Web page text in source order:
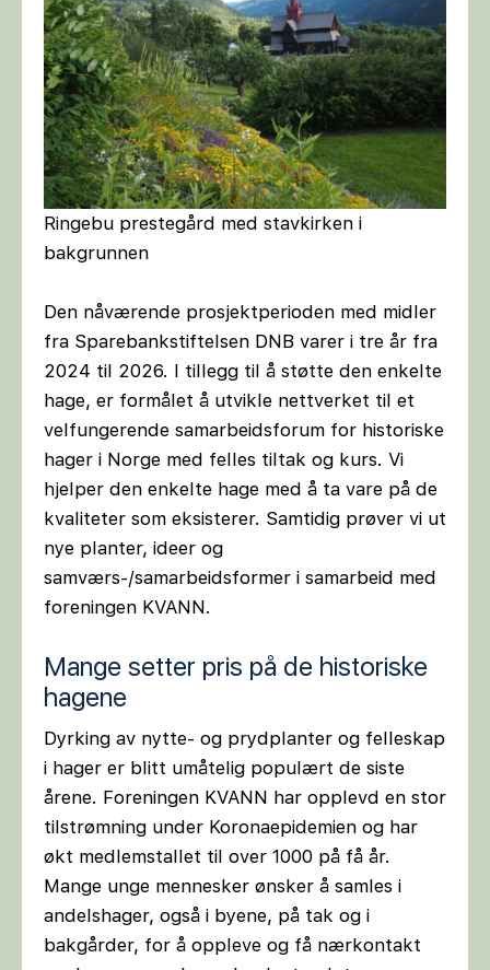
Ringebu prestegård med stavkirken i
bakgrunnen
Den nåværende prosjektperioden med midler
fra Sparebankstiftelsen DNB varer i tre år fra
2024 til 2026. I tillegg til å støtte den enkelte
hage, er formålet å utvikle nettverket til et
velfungerende samarbeidsforum for historiske
hager i Norge med felles tiltak og kurs. Vi
hjelper den enkelte hage med å ta vare på de
kvaliteter som eksisterer. Samtidig prøver vi ut
nye planter, ideer og
samværs-/samarbeidsformer i samarbeid med
foreningen KVANN.
Mange setter pris på de historiske
hagene
Dyrking av nytte- og prydplanter og felleskap
i hager er blitt umåtelig populært de siste
årene. Foreningen KVANN har opplevd en stor
tilstrømning under Koronaepidemien og har
økt medlemstallet til over 1000 på få år.
Mange unge mennesker ønsker å samles i
andelshager, også i byene, på tak og i
bakgårder, for å oppleve og få nærkontakt